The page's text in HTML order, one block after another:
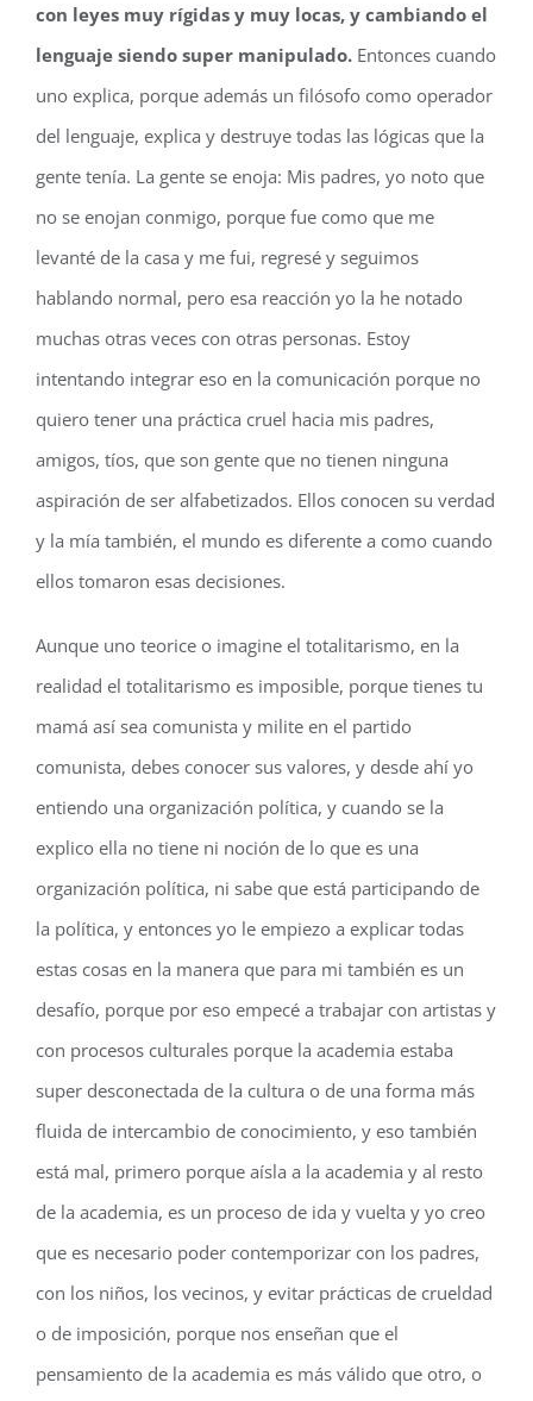
con leyes muy rígidas y muy locas, y cambiando el
lenguaje siendo super manipulado. Entonces cuando
uno explica, porque además un filósofo como operador
del lenguaje, explica y destruye todas las lógicas que la
gente tenía. La gente se enoja: Mis padres, yo noto que
no se enojan conmigo, porque fue como que me
levanté de la casa y me fui, regresé y seguimos
hablando normal, pero esa reacción yo la he notado
muchas otras veces con otras personas. Estoy
intentando integrar eso en la comunicación porque no
quiero tener una práctica cruel hacia mis padres,
amigos, tíos, que son gente que no tienen ninguna
aspiración de ser alfabetizados. Ellos conocen su verdad
y la mía también, el mundo es diferente a como cuando
ellos tomaron esas decisiones.
Aunque uno teorice o imagine el totalitarismo, en la
realidad el totalitarismo es imposible, porque tienes tu
mamá así sea comunista y milite en el partido
comunista, debes conocer sus valores, y desde ahí yo
entiendo una organización política, y cuando se la
explico ella no tiene ni noción de lo que es una
organización política, ni sabe que está participando de
la política, y entonces yo le empiezo a explicar todas
estas cosas en la manera que para mi también es un
desafío, porque por eso empecé a trabajar con artistas y
con procesos culturales porque la academia estaba
super desconectada de la cultura o de una forma más
fluida de intercambio de conocimiento, y eso también
está mal, primero porque aísla a la academia y al resto
de la academia, es un proceso de ida y vuelta y yo creo
que es necesario poder contemporizar con los padres,
con los niños, los vecinos, y evitar prácticas de crueldad
o de imposición, porque nos enseñan que el
pensamiento de la academia es más válido que otro, o